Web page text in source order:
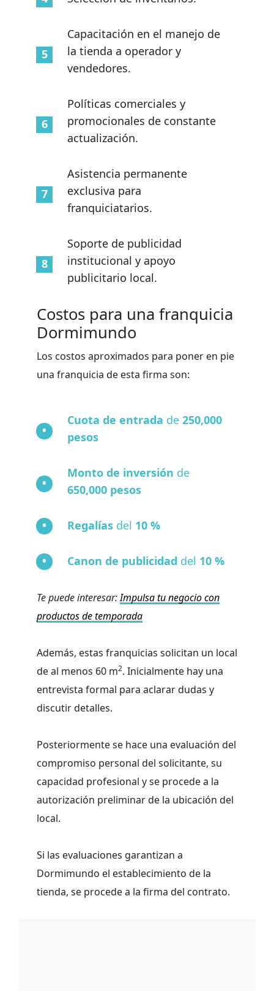
Capacitación en el manejo de
la tienda a operador y
vendedores.
Políticas comerciales y
promocionales de constante
actualización.
Asistencia permanente
exclusiva para
franquiciatarios.
Soporte de publicidad
institucional y apoyo
publicitario local.
Costos para una franquicia
Dormimundo
Los costos aproximados para poner en pie
una franquicia de esta firma son:
Cuota de entrada de 250,000
pesos
Monto de inversión de
650,000 pesos
Regalías del 10 %
Canon de publicidad del 10 %
Te puede interesar:Impulsa tu negocio con
productos de temporada
Además, estas franquicias solicitan un local
de al menos 60 m2. Inicialmente hay una
entrevista formal para aclarar dudas y
discutir detalles.
Posteriormente se hace una evaluación del
compromiso personal del solicitante, su
capacidad profesional y se procede a la
autorización preliminar de la ubicación del
local.
Si las evaluaciones garantizan a
Dormimundo el establecimiento de la
tienda, se procede a la firma del contrato.